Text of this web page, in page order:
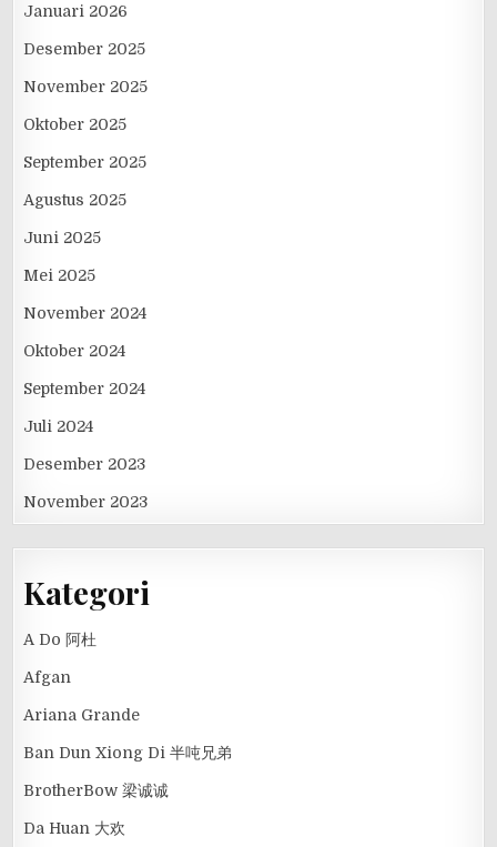
Januari 2026
Desember 2025
November 2025
Oktober 2025
September 2025
Agustus 2025
Juni 2025
Mei 2025
November 2024
Oktober 2024
September 2024
Juli 2024
Desember 2023
November 2023
Kategori
A Do 阿杜
Afgan
Ariana Grande
Ban Dun Xiong Di 半吨兄弟
BrotherBow 梁诚诚
Da Huan 大欢